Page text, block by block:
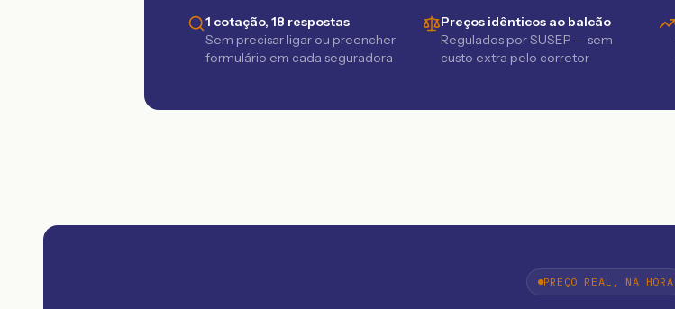
1 cotação, 18 respostas
Sem precisar ligar ou preencher
formulário em cada seguradora
Preços idênticos ao balcão
Regulados por SUSEP — sem
custo extra pelo corretor
PREÇO REAL, NA HORA